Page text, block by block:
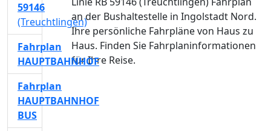
an der Bushaltestelle in Ingolstadt Nord.
Ihre persönliche Fahrpläne von Haus zu
Haus. Finden Sie Fahrplaninformationen
für Ihre Reise.
59146
(Treuchtlingen)
Fahrplan
HAUPTBAHNHOF
Fahrplan
HAUPTBAHNHOF
BUS